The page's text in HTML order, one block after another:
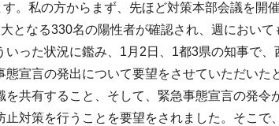
。私の方からまず、先ほど対策本部会議を開
となる330名の陽性者が確認され、週におい
いった状況に鑑み、1月2日、1都3県の知事で
態宣言の発出について要望をさせていただい
を共有すること、そして、緊急事態宣言の発
止対策を行うことを要望をされました。そこで